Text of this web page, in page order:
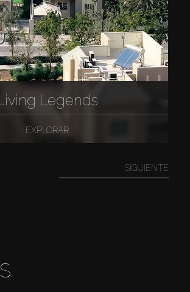
Legends
EXPLORAR
SIGUIENTE